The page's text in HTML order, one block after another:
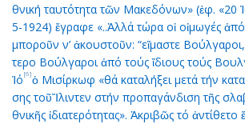
θνι­κή ταυ­τό­τη­τα τῶν Μα­κε­δό­νων» (ἐφ. «20
5-1924) ἔ­γρα­φε «..Ἀλ­λά τώ­ρα οἱ οἰ­μω­γές
μπο­ροῦν ν’ ἀ­κου­στοῦν: “εἴ­μα­στε
τε­ρο Βούλ­γα­ροι ἀ­πό τούς ἴ­διους τούς
Ἰ­ό [6]ὁ Μι­σίρ­κωφ «θά κα­τα­λή­ξει με­τά τήν
σης τοῦἼ­λιν­τεν στήν προ­πα­γάν­δι­ση τῆς
θνι­κῆς ἰ­δι­α­τε­ρό­τη­τας». Ἀ­κρι­βῶς τό ἀν­τί­θε­το